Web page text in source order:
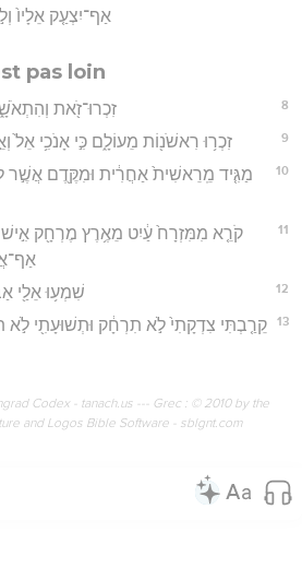
אַף־יִצְעַ֤ק אֵלָיו֙
pas loin
8 זִכְרוּ־זֹ֖את
9 זִכְר֥וּ רִאשֹׁנ֖וֹת מֵעוֹלָ֑ם כִּ֣י אָנֹכִ֥י אֵל֙
10
מַגִּ֤יד מֵֽרֵאשִׁית֙ אַחֲרִ֔ית וּמִקֶּ֖דֶם אֲשֶׁ֣ר
11
קֹרֵ֤א מִמִּזְרָח֙ עַ֔יִט מֵאֶ֥רֶץ מֶרְחָ֖ק אִ֣ישׁ
12 שִׁמְע֥וּ אֵלַ֖י
13
קֵרַ֤בְתִּי צִדְקָתִי֙ לֹ֣א תִרְחָ֔ק וּתְשׁוּעָתִ֖י לֹ֣א
Codex - tanach.us --- Grec : © 2010 by the
and Logos Bible Software - sblgnt.com